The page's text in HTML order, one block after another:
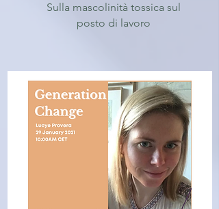
Sulla mascolinità tossica sul
posto di lavoro